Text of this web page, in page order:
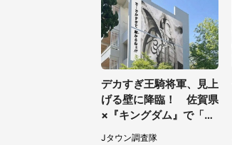
デカすぎ王騎将軍、見上
げる壁に降臨！ 佐賀県
×『キングダム』で「古
湯キングダム温泉郷」
Jタウン調査隊